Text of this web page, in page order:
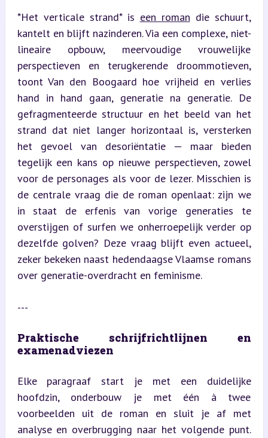
*Het verticale strand* is een roman die schuurt,
kantelt en blijft nazinderen. Via een complexe, niet-
lineaire opbouw, meervoudige vrouwelijke
perspectieven en terugkerende droommotieven,
toont Van den Boogaard hoe vrijheid en verlies
hand in hand gaan, generatie na generatie. De
gefragmenteerde structuur en het beeld van het
strand dat niet langer horizontaal is, versterken
het gevoel van desoriëntatie — maar bieden
tegelijk een kans op nieuwe perspectieven, zowel
voor de personages als voor de lezer. Misschien is
de centrale vraag die de roman openlaat: zijn we
in staat de erfenis van vorige generaties te
overstijgen of surfen we onherroepelijk verder op
dezelfde golven? Deze vraag blijft even actueel,
zeker bekeken naast hedendaagse Vlaamse romans
over generatie-overdracht en feminisme.
---
Praktische schrijfrichtlijnen en
examenadviezen
Elke paragraaf start je met een duidelijke
hoofdzin, onderbouw je met één à twee
voorbeelden uit de roman en sluit je af met
analyse en overbrugging naar het volgende punt.